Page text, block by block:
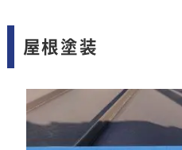
屋根塗装